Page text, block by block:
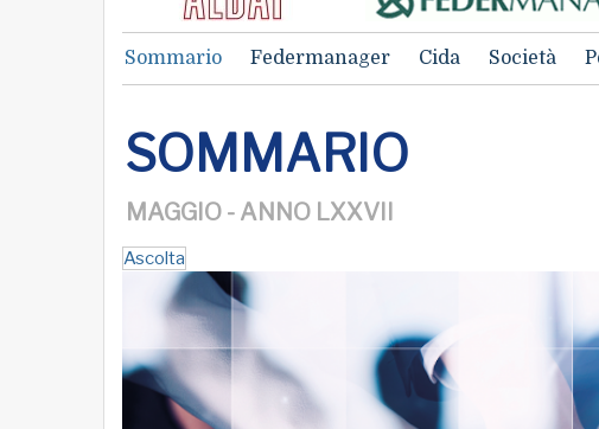
Sommario Federmanager Cida Società
SOMMARIO
MAGGIO - ANNO LXXVII
Ascolta